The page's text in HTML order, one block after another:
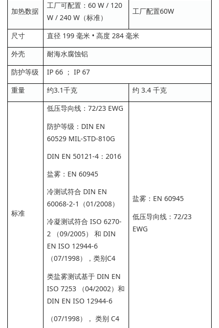
加热数据
工厂可配置：60 W / 120
W / 240 W（标准）
工厂配置60W
尺寸
直径 199 毫米 • 高度 284 毫米
外壳
耐海水腐蚀铝
防护等级
IP 66 ； IP 67
重量
约3.1千克 约 3.4 千克
标准
低压导向线：72/23 EWG
防护等级：DIN EN
60529 MIL-STD-810G
DIN EN 50121-4：2016
盐雾：EN 60945
冷测试符合 DIN EN
60068-2-1（01/2008）
冷凝测试符合 ISO 6270-
2 （09/2005） 和 DIN
EN ISO 12944-6
（07/1998），类别C4
类盐雾测试基于 DIN EN
ISO 7253 （04/2002）和
DIN EN ISO 12944-6
（07/1998）， 类别 C4
盐雾：EN 60945
低压导向线：72/23
EWG